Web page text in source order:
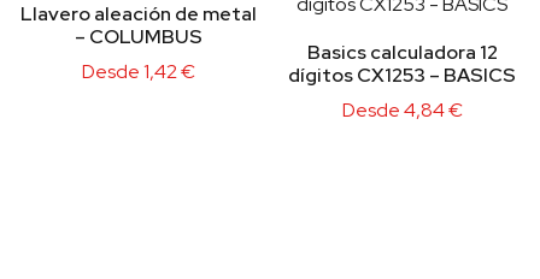
Llavero aleación de metal
– COLUMBUS
Desde1,42€
Basics calculadora 12
dígitos CX1253 – BASICS
Desde4,84€